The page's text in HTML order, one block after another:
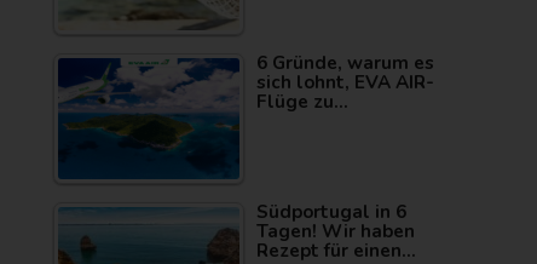
6 Gründe, warum es
sich lohnt, EVA AIR-
Flüge zu…
Südportugal in 6
Tagen! Wir haben
Rezept für einen…